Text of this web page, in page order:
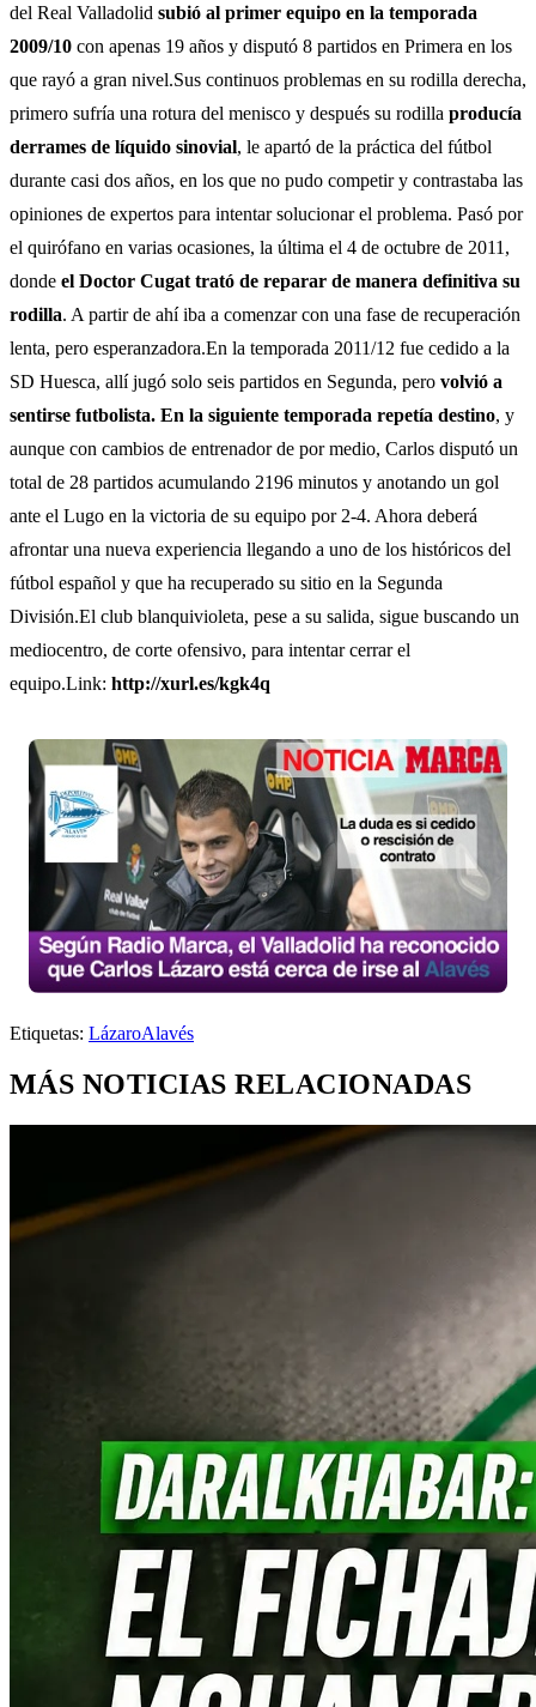
del Real Valladolid subió al primer equipo en la temporada
2009/10 con apenas 19 años y disputó 8 partidos en Primera en los
que rayó a gran nivel.Sus continuos problemas en su rodilla derecha,
primero sufría una rotura del menisco y después su rodilla producía
derrames de líquido sinovial, le apartó de la práctica del fútbol
durante casi dos años, en los que no pudo competir y contrastaba las
opiniones de expertos para intentar solucionar el problema. Pasó por
el quirófano en varias ocasiones, la última el 4 de octubre de 2011,
donde el Doctor Cugat trató de reparar de manera definitiva su
rodilla. A partir de ahí iba a comenzar con una fase de recuperación
lenta, pero esperanzadora.En la temporada 2011/12 fue cedido a la
SD Huesca, allí jugó solo seis partidos en Segunda, pero volvió a
sentirse futbolista. En la siguiente temporada repetía destino, y
aunque con cambios de entrenador de por medio, Carlos disputó un
total de 28 partidos acumulando 2196 minutos y anotando un gol
ante el Lugo en la victoria de su equipo por 2-4. Ahora deberá
afrontar una nueva experiencia llegando a uno de los históricos del
fútbol español y que ha recuperado su sitio en la Segunda
División.El club blanquivioleta, pese a su salida, sigue buscando un
mediocentro, de corte ofensivo, para intentar cerrar el
equipo.Link: http://xurl.es/kgk4q
Etiquetas: LázaroAlavés
MÁS NOTICIAS RELACIONADAS